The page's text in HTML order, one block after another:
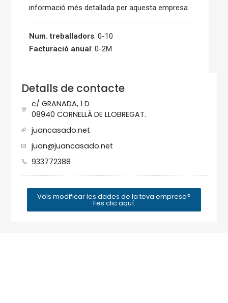
informació més detallada per aquesta empresa.
Num. treballadors: 0-10
Facturació anual: 0-2M
Detalls de contacte
c/ GRANADA, 1 D
08940 CORNELLÀ DE LLOBREGAT.
juancasado.net
juan@juancasado.net
933772388
Vols modificar les dades de la teva empresa?
Fes clic aquí.